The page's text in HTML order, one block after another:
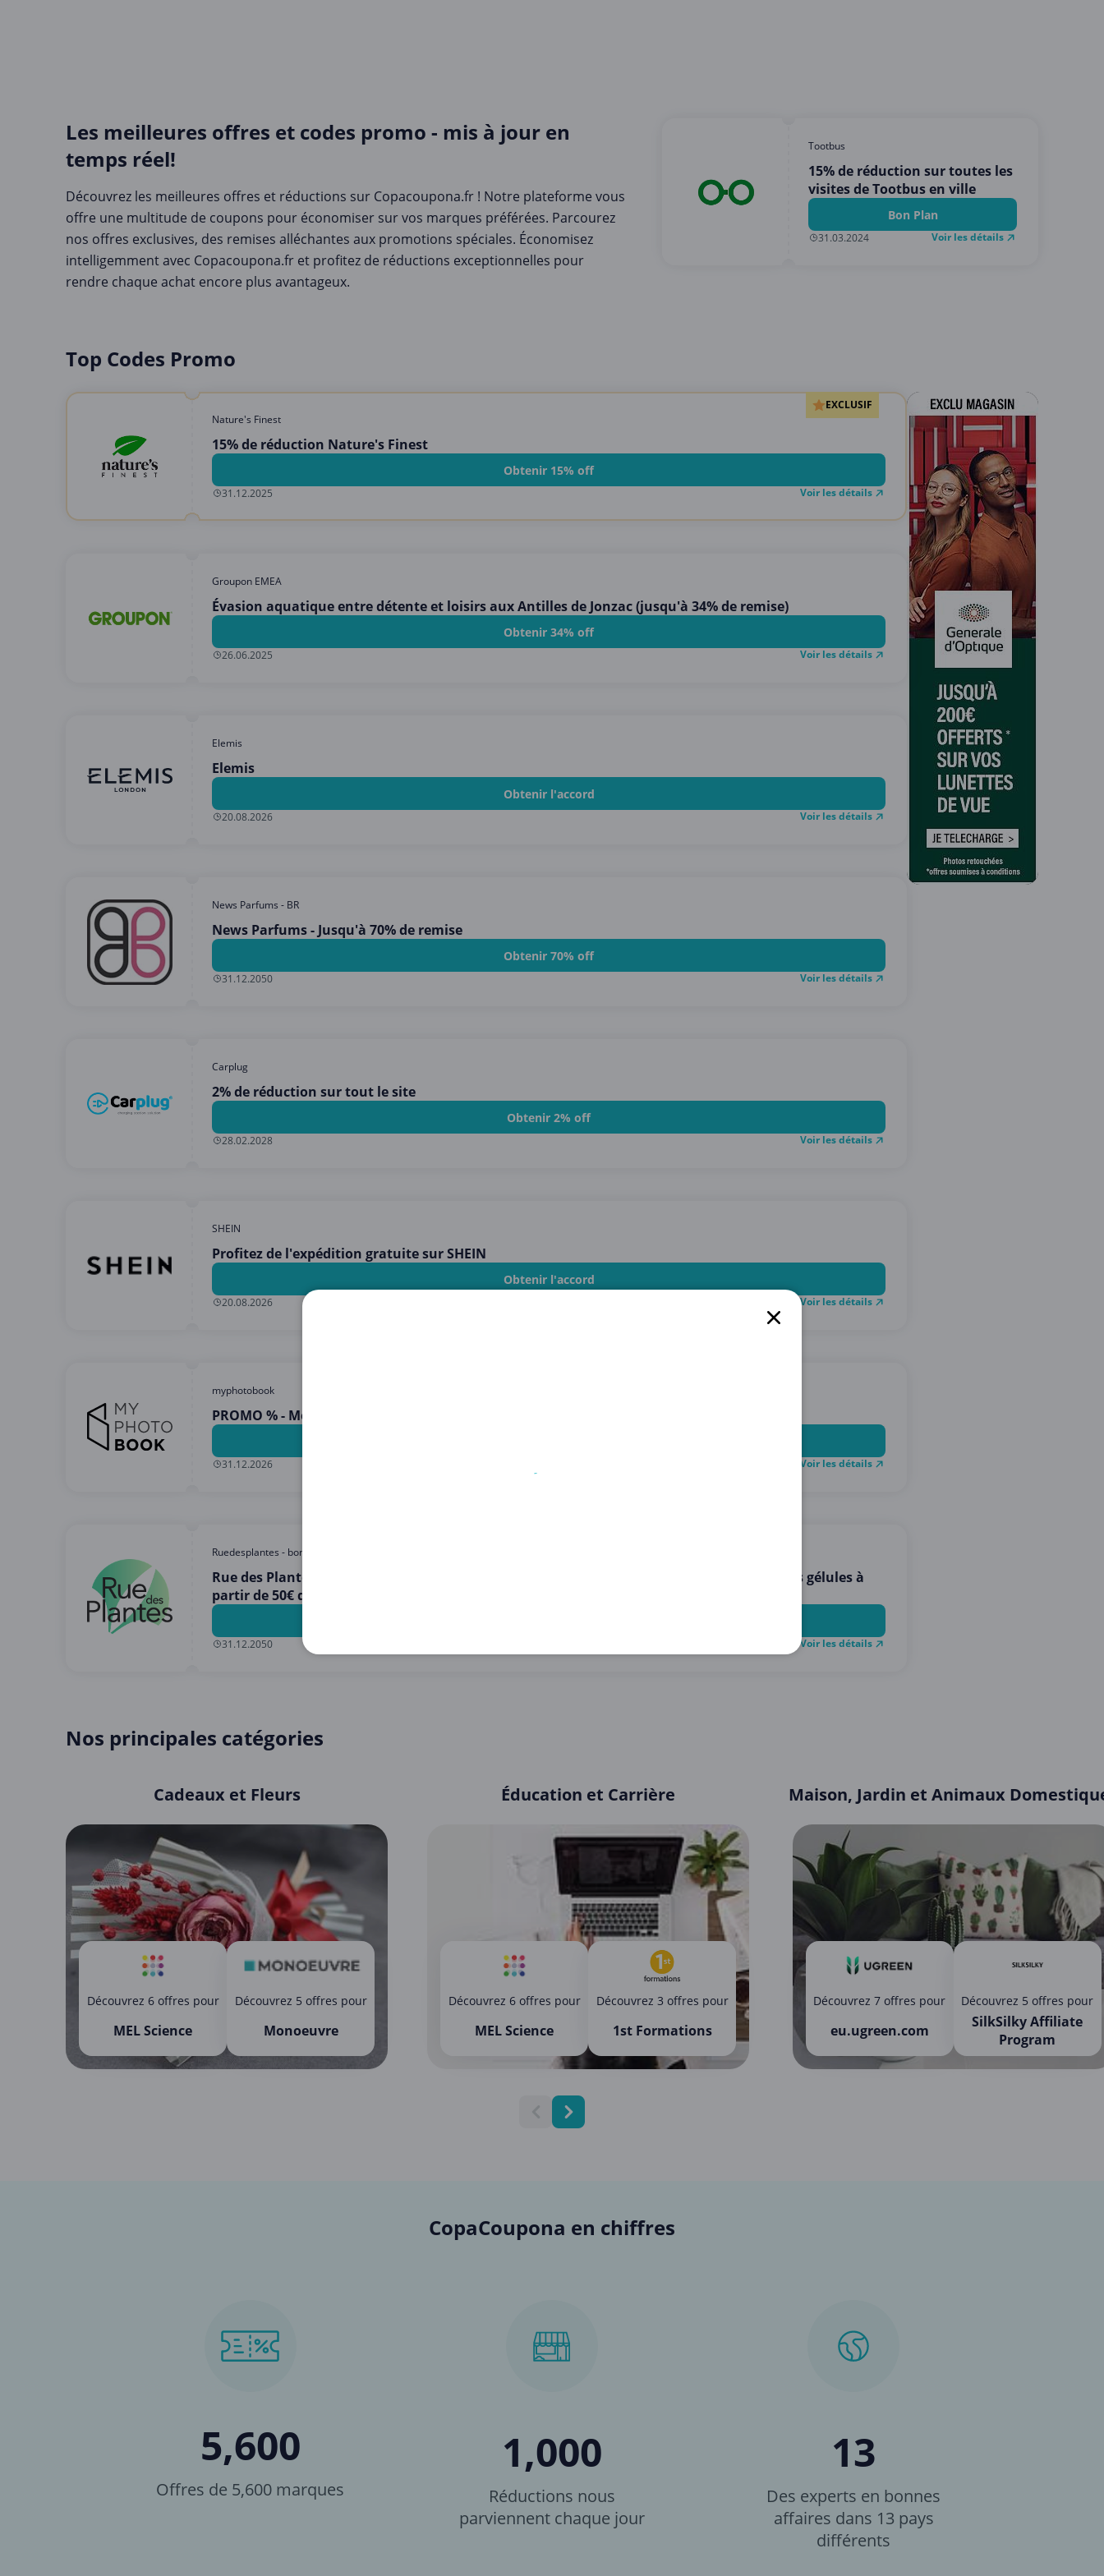
Tootbus
15% de réduction sur toutes les
visites de Tootbus en ville
Bon Plan
31.03.2024 Voir les détails
Les meilleures offres et codes promo - mis à jour en
temps réel!
Découvrez les meilleures offres et réductions sur Copacoupona.fr ! Notre plateforme vous
offre une multitude de coupons pour économiser sur vos marques préférées. Parcourez
nos offres exclusives, des remises alléchantes aux promotions spéciales. Économisez
intelligemment avec Copacoupona.fr et profitez de réductions exceptionnelles pour
rendre chaque achat encore plus avantageux.
Top Codes Promo
EXCLUSIF
Nature's Finest
15% de réduction Nature's Finest
Obtenir 15% off
31.12.2025 Voir les détails
Groupon EMEA
Évasion aquatique entre détente et loisirs aux Antilles de Jonzac (jusqu'à 34% de remise)
Obtenir 34% off
26.06.2025 Voir les détails
Elemis
Elemis
Obtenir l'accord
20.08.2026 Voir les détails
News Parfums - BR
News Parfums - Jusqu'à 70% de remise
Obtenir 70% off
31.12.2050 Voir les détails
Carplug
2% de réduction sur tout le site
Obtenir 2% off
28.02.2028 Voir les détails
SHEIN
Profitez de l'expédition gratuite sur SHEIN
Obtenir l'accord
20.08.2026 Voir les détails
myphotobook
PROMO % - Meilleures offres de prix
31.12.2026 Voir les détails
Ruedesplantes - bons de réduction
Rue des Plantes - -20% de remise uniquement dans la catégorie compléments alimentaires gélules à
partir de 50€ d’achat
31.12.2050 Voir les détails
Nos principales catégories
Cadeaux et Fleurs
Découvrez 6 offres pour
MEL Science
Découvrez 5 offres pour
Monoeuvre
Éducation et Carrière
Découvrez 6 offres pour
MEL Science
Découvrez 3 offres pour
1st Formations
Maison, Jardin et Animaux
Découvrez 7 offres pour
eu.ugreen.com
Découvrez 5 offres pour
SilkSilky Affiliate
Program
CopaCoupona en chiffres
5,600
Offres de 5,600 marques
1,000
Réductions nous
parviennent chaque jour
13
Des experts en bonnes
affaires dans 13 pays
différents